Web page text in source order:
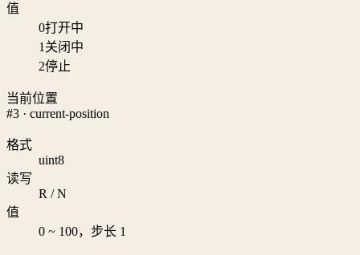
值
0打开中
1 关闭中
2停止
当前位置
#3 · current-position
格式
uint8
读写
R / N
值
0 ~ 100，步长 1